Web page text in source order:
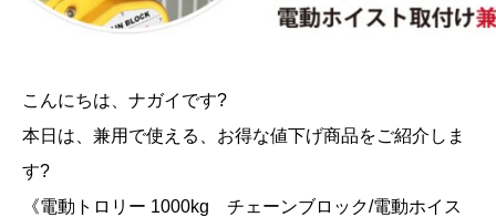
こんにちは、ナガイです?
本日は、兼用で使える、お得な値下げ商品をご紹介しま
す?
《電動トロリー 1000kg チェーンブロック/電動ホイス